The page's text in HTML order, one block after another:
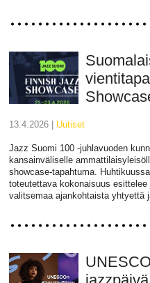
13.4.2026 | uutiset
Jazz Suomi 100 -juhlavuoden
kansainväliselle
showcase-tapahtuma.
toteutettava kokonaisuus
valitsemaa ajankohtaista yhtyettä